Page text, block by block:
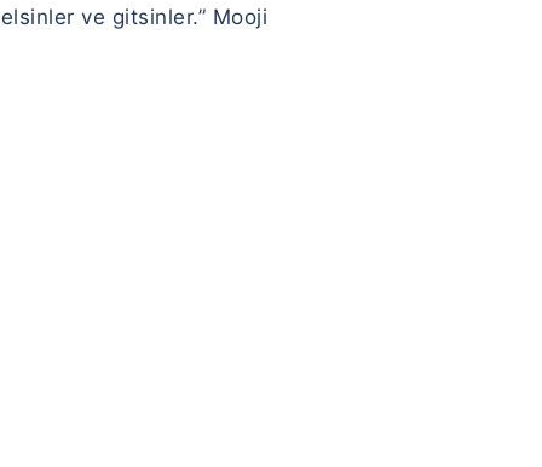
ve gitsinler.” Mooji